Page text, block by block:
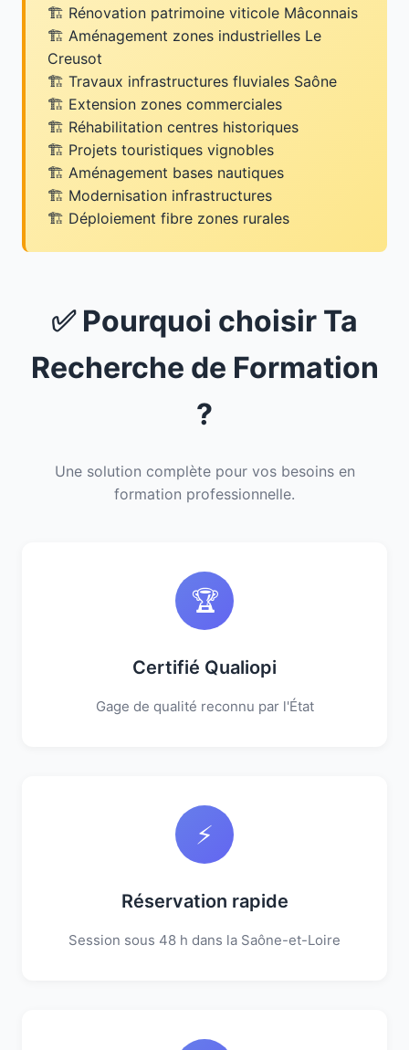
Rénovation patrimoine viticole Mâconnais
Aménagement zones industrielles Le
Creusot
Travaux infrastructures fluviales Saône
Extension zones commerciales
Réhabilitation centres historiques
Projets touristiques vignobles
Aménagement bases nautiques
Modernisation infrastructures
Déploiement fibre zones rurales
✅ Pourquoi choisir Ta
Recherche de Formation
?
Une solution complète pour vos besoins en
formation professionnelle.
🏆
Certifié Qualiopi
Gage de qualité reconnu par l'État
⚡
Réservation rapide
Session sous 48 h dans la Saône-et-Loire